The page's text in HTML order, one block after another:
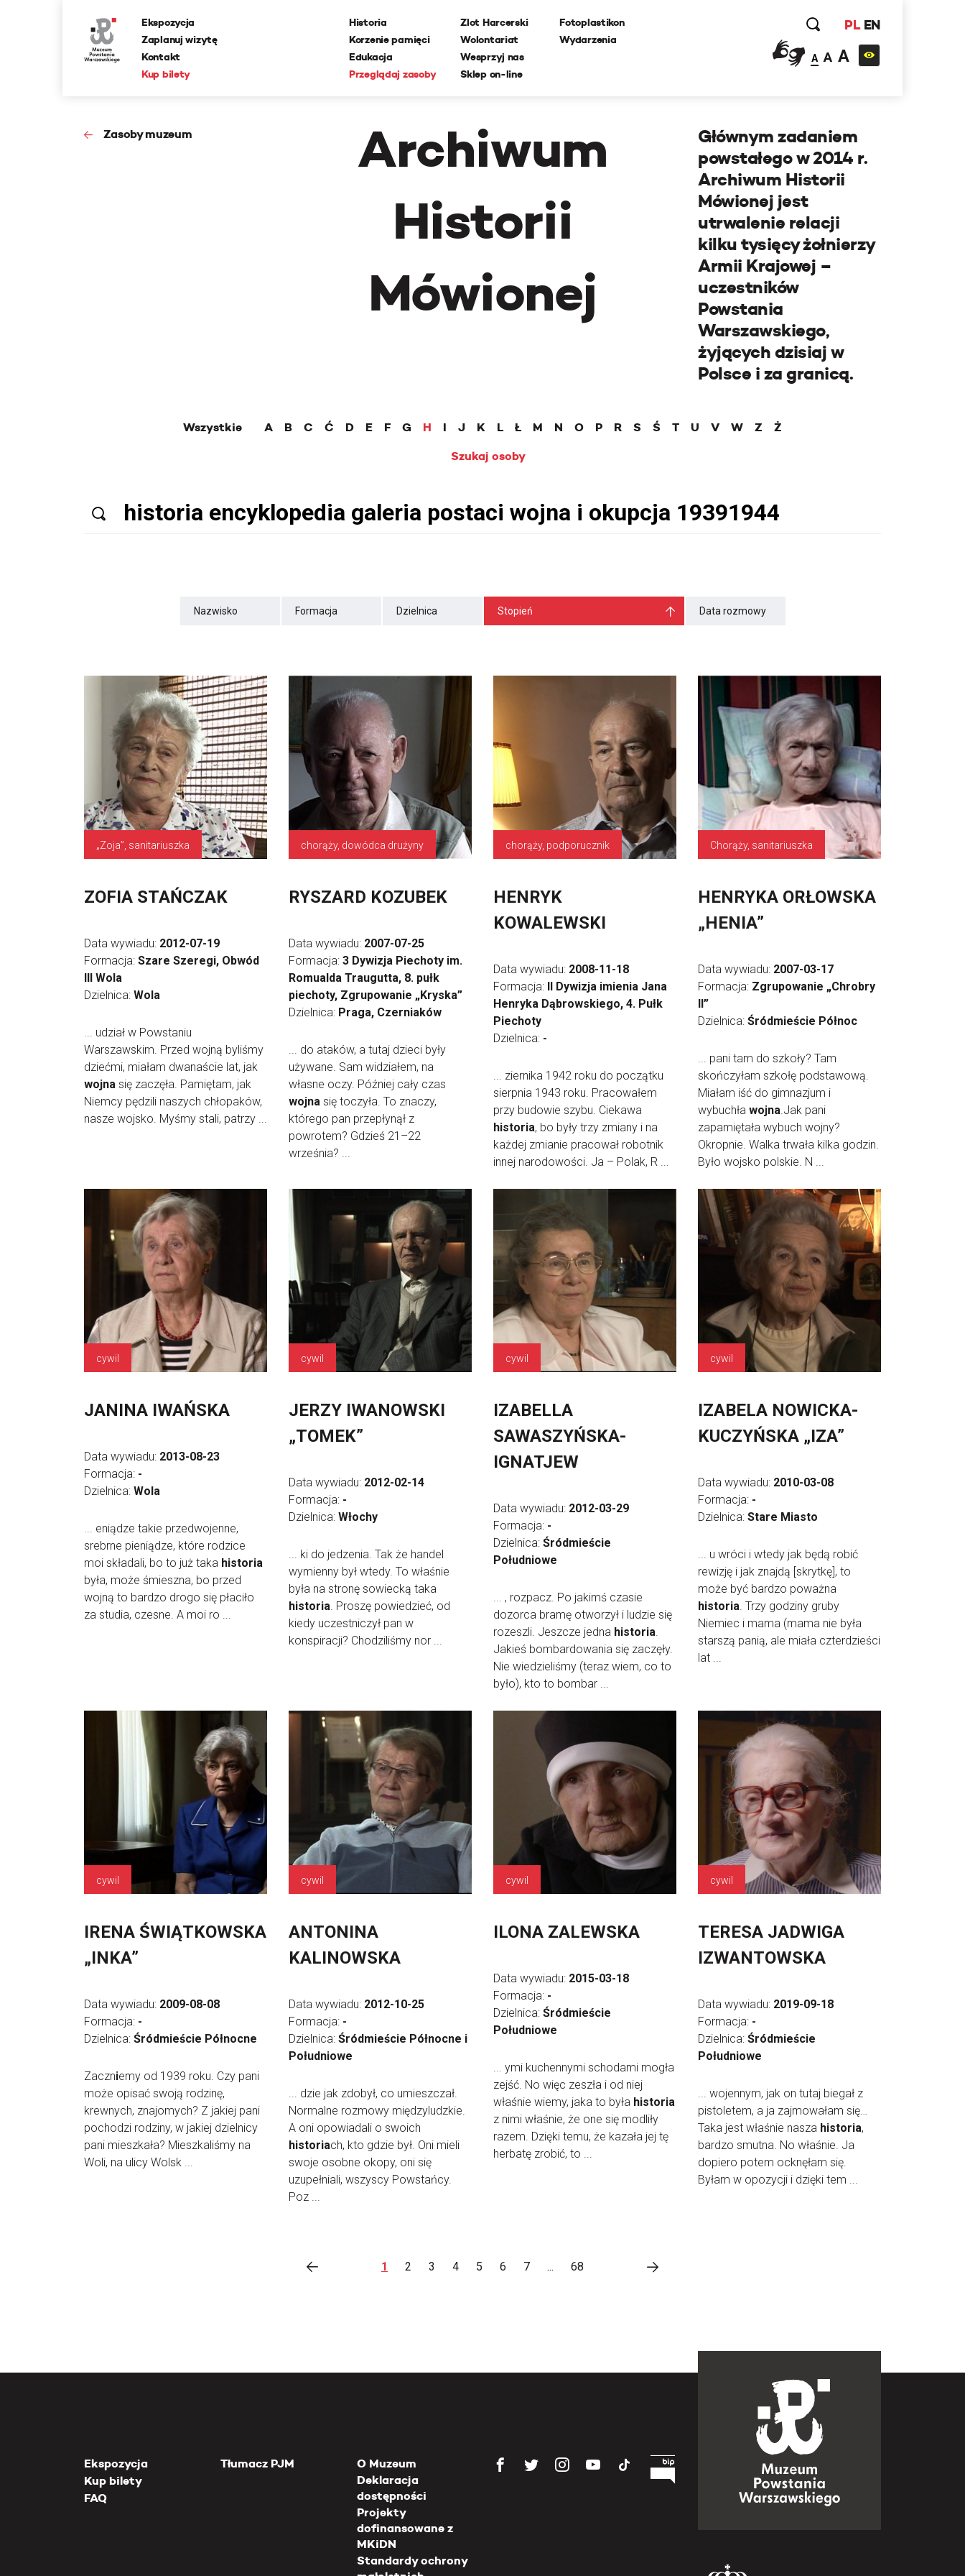
Ekspozycja
Zaplanuj wizytę
Kontakt
Kup bilety
Historia
Korzenie pamięci
Edukacja
Przeglądaj zasoby
Zlot Harcerski
Wolontariat
Wesprzyj nas
Sklep on-line
Fotoplastikon
Wydarzenia
PL EN
A A A
Zasoby muzeum
Archiwum
Historii
Mówionej
Głównym zadaniem
powstałego w 2014 r.
Archiwum Historii
Mówionej jest
utrwalenie relacji
kilku tysięcy żołnierzy
Armii Krajowej –
uczestników
Powstania
Warszawskiego,
żyjących dzisiaj w
Polsce i za granicą.
Wszystkie A B C Ć D E F G H I J K L Ł M N O P R S Ś T U V W Z
Ż
Szukaj osoby
Nazwisko Formacja Dzielnica Stopień Data rozmowy
„Zoja”, sanitariuszka
ZOFIA STAŃCZAK
Data wywiadu: 2012-07-19
Formacja: Szare Szeregi, Obwód
III Wola
Dzielnica: Wola
... udział w Powstaniu
Warszawskim. Przed wojną byliśmy
dziećmi, miałam dwanaście lat, jak
wojna się zaczęła. Pamiętam, jak
Niemcy pędzili naszych chłopaków,
nasze wojsko. Myśmy stali, patrzy ...
chorąży, dowódca drużyny
RYSZARD KOZUBEK
Data wywiadu: 2007-07-25
Formacja: 3 Dywizja Piechoty im.
Romualda Traugutta, 8. pułk
piechoty, Zgrupowanie „Kryska”
Dzielnica: Praga, Czerniaków
... do ataków, a tutaj dzieci były
używane. Sam widziałem, na
własne oczy. Później cały czas
wojna się toczyła. To znaczy,
którego pan przepłynął z
powrotem? Gdzieś 21–22
września? ...
chorąży, podporucznik
HENRYK
KOWALEWSKI
Data wywiadu: 2008-11-18
Formacja: II Dywizja imienia Jana
Henryka Dąbrowskiego, 4. Pułk
Piechoty
Dzielnica: -
... ziernika 1942 roku do początku
sierpnia 1943 roku. Pracowałem
przy budowie szybu. Ciekawa
historia, bo były trzy zmiany i na
każdej zmianie pracował robotnik
innej narodowości. Ja – Polak, R ...
Chorąży, sanitariuszka
HENRYKA ORŁOWSKA
„HENIA”
Data wywiadu: 2007-03-17
Formacja: Zgrupowanie „Chrobry
II”
Dzielnica: Śródmieście Północ
... pani tam do szkoły? Tam
skończyłam szkołę podstawową.
Miałam iść do gimnazjum i
wybuchła wojna.Jak pani
zapamiętała wybuch wojny?
Okropnie. Walka trwała kilka godzin.
Było wojsko polskie. N ...
cywil
JANINA IWAŃSKA
Data wywiadu: 2013-08-23
Formacja: -
Dzielnica: Wola
... eniądze takie przedwojenne,
srebrne pieniądze, które rodzice
moi składali, bo to już taka historia
była, może śmieszna, bo przed
wojną to bardzo drogo się płaciło
za studia, czesne. A moi ro ...
cywil
JERZY IWANOWSKI
„TOMEK”
Data wywiadu: 2012-02-14
Formacja: -
Dzielnica: Włochy
... ki do jedzenia. Tak że handel
wymienny był wtedy. To właśnie
była na stronę sowiecką taka
historia. Proszę powiedzieć, od
kiedy uczestniczył pan w
konspiracji? Chodziliśmy nor ...
cywil
IZABELLA
SAWASZYŃSKA-
IGNATJEW
Data wywiadu: 2012-03-29
Formacja: -
Dzielnica: Śródmieście
Południowe
... , rozpacz. Po jakimś czasie
dozorca bramę otworzył i ludzie się
rozeszli. Jeszcze jedna historia.
Jakieś bombardowania się zaczęły.
Nie wiedzieliśmy (teraz wiem, co to
było), kto to bombar ...
cywil
IZABELA NOWICKA-
KUCZYŃSKA „IZA”
Data wywiadu: 2010-03-08
Formacja: -
Dzielnica: Stare Miasto
... u wróci i wtedy jak będą robić
rewizję i jak znajdą [skrytkę], to
może być bardzo poważna
historia. Trzy godziny gruby
Niemiec i mama (mama nie była
starszą panią, ale miała czterdzieści
lat ...
cywil
IRENA ŚWIĄTKOWSKA
„INKA”
Data wywiadu: 2009-08-08
Formacja: -
Dzielnica: Śródmieście Północne
Zaczniemy od 1939 roku. Czy pani
może opisać swoją rodzinę,
krewnych, znajomych? Z jakiej pani
pochodzi rodziny, w jakiej dzielnicy
pani mieszkała? Mieszkaliśmy na
Woli, na ulicy Wolsk ...
cywil
ANTONINA
KALINOWSKA
Data wywiadu: 2012-10-25
Formacja: -
Dzielnica: Śródmieście Północne i
Południowe
... dzie jak zdobył, co umieszczał.
Normalne rozmowy międzyludzkie.
A oni opowiadali o swoich
historiach, kto gdzie był. Oni mieli
swoje osobne okopy, oni się
uzupełniali, wszyscy Powstańcy.
Poz ...
cywil
ILONA ZALEWSKA
Data wywiadu: 2015-03-18
Formacja: -
Dzielnica: Śródmieście
Południowe
... ymi kuchennymi schodami mogła
zejść. No więc zeszła i od niej
właśnie wiemy, jaka to była historia
z nimi właśnie, że one się modliły
razem. Dzięki temu, że kazała jej tę
herbatę zrobić, to ...
cywil
TERESA JADWIGA
IZWANTOWSKA
Data wywiadu: 2019-09-18
Formacja: -
Dzielnica: Śródmieście
Południowe
... wojennym, jak on tutaj biegał z
pistoletem, a ja zajmowałam się…
Taka jest właśnie nasza historia,
bardzo smutna. No właśnie. Ja
dopiero potem ocknęłam się.
Byłam w opozycji i dzięki tem ...
1 2 3 4 5 6 7 ... 68
Ekspozycja
Kup bilety
FAQ
Tłumacz PJM
O Muzeum
Deklaracja
dostępności
Projekty
dofinansowane z
MKiDN
Standardy ochrony